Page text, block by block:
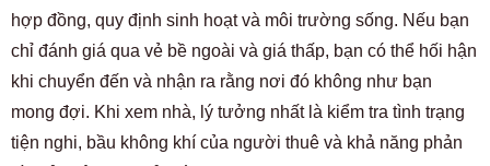
hợp đồng, quy định sinh hoạt và môi trường sống. Nếu bạn
chỉ đánh giá qua vẻ bề ngoài và giá thấp, bạn có thể hối hận
khi chuyển đến và nhận ra rằng nơi đó không như bạn
mong đợi. Khi xem nhà, lý tưởng nhất là kiểm tra tình trạng
tiện nghi, bầu không khí của người thuê và khả năng phản